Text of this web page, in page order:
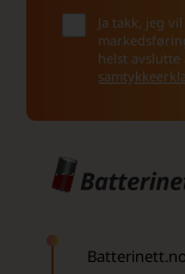
Ja takk, jeg
helst avslutte
Batterinett.no